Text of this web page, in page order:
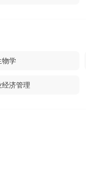
物学
经济管理